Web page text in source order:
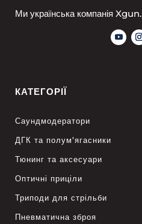
Ми українська компанія Xgun.
КАТЕГОРІЇ
Саундмодератори
ДГК та полум’ягасники
Тюнинг та аксесуари
Оптичні приціли
Триподи для стрільби
Пневматична зброя